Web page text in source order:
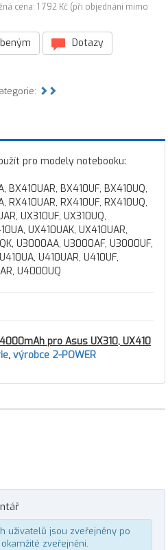
cena: 1 792 Kč (při objednání mimo
Dotazy
pro modely notebooku:
BX410UAR, BX410UF, BX410UQ,
RX410UAR, RX410UF, RX410UQ,
UX310UF, UX310UQ,
UX410UAK, UX410UAR,
U3000AA, U3000AF, U3000UF,
U410UAR, U410UF,
U4000UQ
pro Asus UX310, UX410
, výrobce 2-POWER
uživatelů jsou zveřejněny po
zveřejnění.